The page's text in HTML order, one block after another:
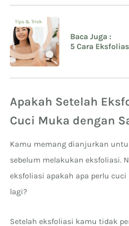
Tips & Trick
Baca Juga :
5 Cara
Apakah Setelah
Cuci Muka dengan
Kamu memang dianjurkan
sebelum melakukan eksfoliasi.
eksfoliasi apakah apa perlu
lagi?
Setelah eksfoliasi kamu tidak